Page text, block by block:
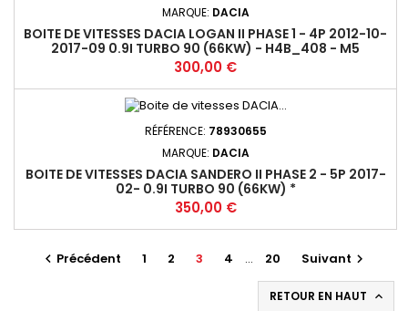
MARQUE: DACIA
BOITE DE VITESSES DACIA LOGAN II PHASE 1 - 4P 2012-10-
2017-09 0.9I TURBO 90 (66KW) - H4B_408 - M5
Prix
300,00 €
RÉFÉRENCE: 78930655
MARQUE: DACIA
BOITE DE VITESSES DACIA SANDERO II PHASE 2 - 5P 2017-
02- 0.9I TURBO 90 (66KW) *
Prix
350,00 €
 Précédent 1 2 3 4 … 20 Suivant 
RETOUR EN HAUT 